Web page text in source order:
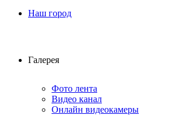
Наш город
Галерея
Фото лента
Видео канал
Онлайн видеокамеры